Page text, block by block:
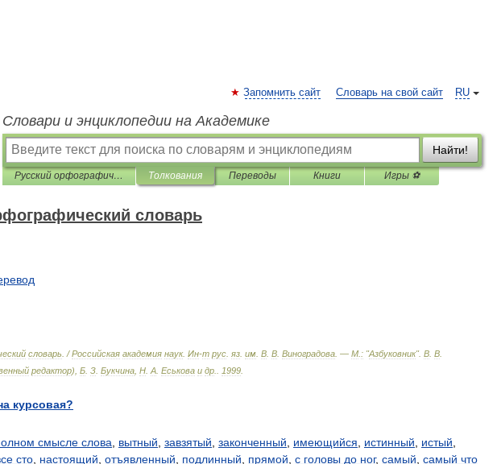
RU
Запомнить сайт Словарь на свой сайт
Словари и энциклопедии на Академике
Найти!
Русский орфографический словарь Толкования Переводы Книги Игры ⚽
словарь
словарь . /Российская академия наук. Ин-т рус яз им В В Виноградова . — М : "Азбуковник". В В
редактор), Б З Букчина Н А Еськова и др 1999
курсовая?
смысле слова вытный завзятый законченный имеющийся истинный истый
сто настоящий отъявленный подлинный прямой с головы до ног, самый самый что